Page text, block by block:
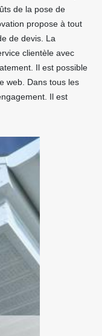
de la pose de
propose à tout
de devis. La
clientèle avec
Il est possible
web. Dans tous les
Il est